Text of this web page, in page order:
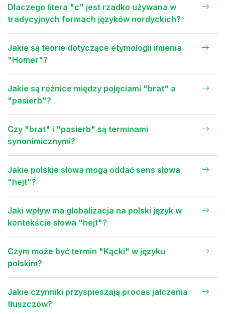
Dlaczego litera "c" jest rzadko używana w
tradycyjnych formach języków nordyckich?
Jakie są teorie dotyczące etymologii imienia
"Homer"?
Jakie są różnice między pojęciami "brat" a
"pasierb"?
Czy "brat" i "pasierb" są terminami
synonimicznymi?
Jakie polskie słowa mogą oddać sens słowa
"hejt"?
Jaki wpływ ma globalizacja na polski język w
kontekście słowa "hejt"?
Czym może być termin "Kącki" w języku
polskim?
Jakie czynniki przyspieszają proces jałczenia
tłuszczów?